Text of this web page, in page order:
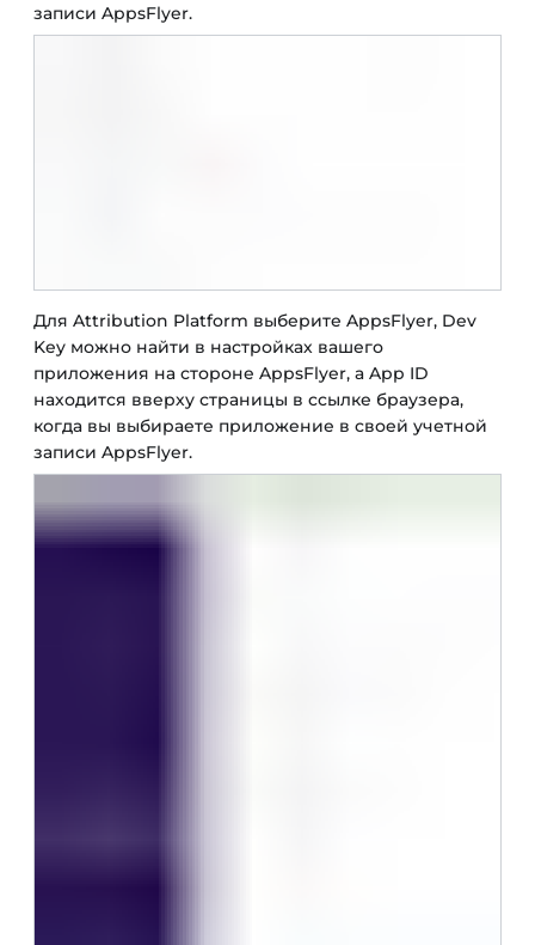
записи AppsFlyer.
Для Attribution Platform выберите AppsFlyer, Dev
Key можно найти в настройках вашего
приложения на стороне AppsFlyer, а App ID
находится вверху страницы в ссылке браузера,
когда вы выбираете приложение в своей учетной
записи AppsFlyer.